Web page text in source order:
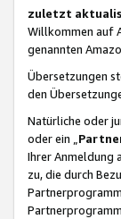
zuletzt
Willkommen auf
genannten
Übersetzungen
den
Natürliche oder
oder ein „
Ihrer Anmeldung
zu, die durch